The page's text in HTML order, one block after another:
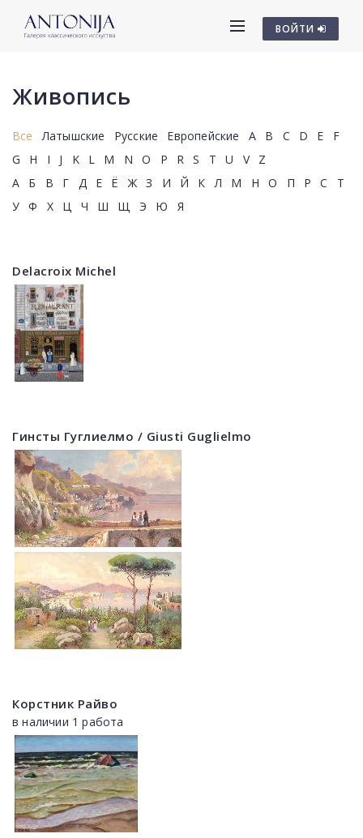
ВОЙТИ
Живопись
Все Латышские Русские Европейские A B C D E
F
G
H I J K L M N O P R S T U V
Z
А
Б В Г Д Е Ё Ж З И Й К Л М Н О П Р С
Т
У
Ф Х Ц Ч Ш Щ Э Ю Я
Delacroix Michel
Гинсты Гуглиелмо / Giusti Guglielmo
Корстник Райво
в наличии 1 работа